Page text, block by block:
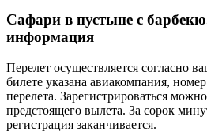
Сафари в пустыне с
информация
Перелет осуществляется согласно
билете указана авиакомпания,
перелета. Зарегистрироваться
предстоящего вылета. За сорок
регистрация заканчивается.